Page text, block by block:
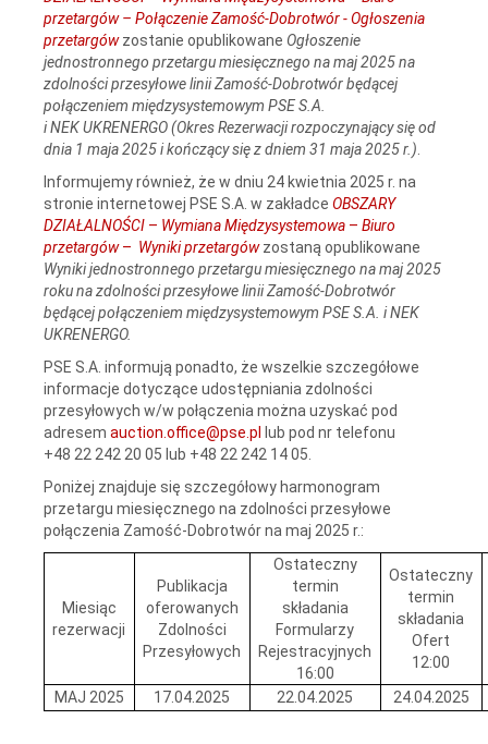
przetargów – Połączenie Zamość-Dobrotwór - Ogłoszenia
przetargówzostanie opublikowane Ogłoszenie
jednostronnego przetargu miesięcznego na maj 2025 na
zdolności przesyłowe linii Zamość‑Dobrotwór będącej
połączeniem międzysystemowym PSE S.A.
i NEK UKRENERGO (Okres Rezerwacji rozpoczynający się od
dnia 1 maja 2025 i kończący się z dniem 31 maja 2025 r.)
Informujemy również, że w dniu 24 kwietnia 2025 r. na
stronie internetowej PSE S.A. w zakładce OBSZARY
DZIAŁALNOŚCI – Wymiana Międzysystemowa – Biuro
przetargów– Wyniki przetargówzostaną opublikowane
Wyniki jednostronnego przetargu miesięcznego na maj 2025
roku na zdolności przesyłowe linii Zamość‑Dobrotwór
będącej połączeniem międzysystemowym PSE S.A. i NEK
UKRENERGO.
PSE S.A. informują ponadto, że wszelkie szczegółowe
informacje dotyczące udostępniania zdolności
przesyłowych w/w połączenia można uzyskać pod
adresem auction.office@pse.pl
lub pod nr telefonu
+48 22 242 20 05 lub +48 22 242 14 05.
Poniżej znajduje się szczegółowy harmonogram
przetargu miesięcznego na zdolności przesyłowe
połączenia Zamość-Dobrotwór na maj 2025 r.:
Miesiąc
rezerwacji
Publikacja
oferowanych
Zdolności
Przesyłowych
Ostateczny
termin
składania
Formularzy
Rejestracyjnych
16:00
Ostateczny
termin
składania
Ofert
12:00
MAJ 2025
17.04.2025 22.04.2025 24.04.2025